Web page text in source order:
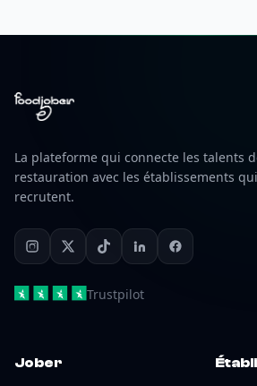
La plateforme qui connecte les talents
restauration avec les établissements qui
recrutent.
Trustpilot
Jober